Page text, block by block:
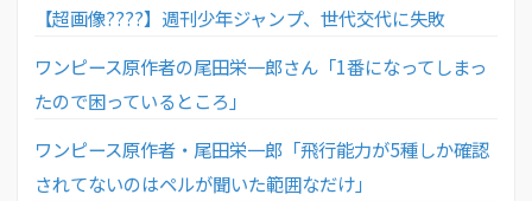
【超画像????】週刊少年ジャンプ、世代交代に失敗
ワンピース原作者の尾田栄一郎さん「1番になってしまっ
たので困っているところ」
ワンピース原作者・尾田栄一郎「飛行能力が5種しか確認
されてないのはペルが聞いた範囲なだけ」